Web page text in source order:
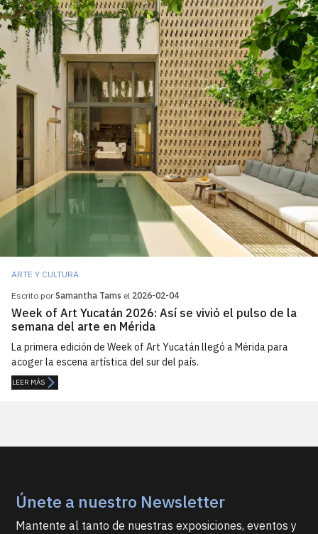
ARTE Y CULTURA
Escrito por Samantha Tams el 2026-02-04
Week of Art Yucatán 2026: Así se vivió el pulso de la
semana del arte en Mérida
La primera edición de Week of Art Yucatán llegó a Mérida para
acoger la escena artística del sur del país.
LEER MÁS
Únete a nuestro Newsletter
Mantente al tanto de nuestras exposiciones, eventos y